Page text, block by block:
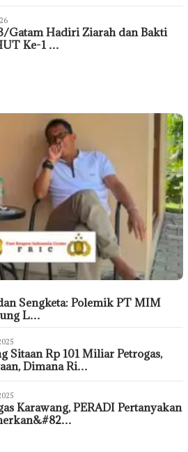
Gatam Hadiri Ziarah dan Bakti
Ke-1 …
Sengketa: Polemik PT MIM
L…
Sitaan Rp 101 Miliar Petrogas,
Dimana Ri…
Karawang, PERADI Pertanyakan